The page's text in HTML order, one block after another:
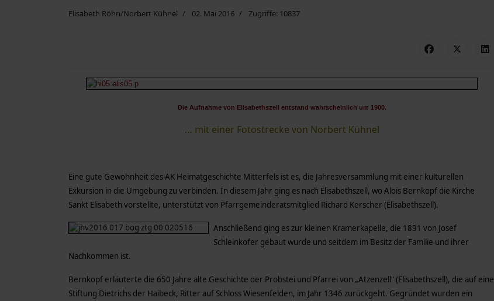
Elisabeth Röhn/Norbert Kühnel 02. Mai 2016 Zugriffe: 10837
Die Aufnahme von Elisabethszell entstand wahrscheinlich um 1900.
… mit einer Fotostrecke von Norbert Kühnel
Eine gute Gewohnheit des AK Heimatgeschichte Mitterfels ist es, die Jahresversammlung mit einer kulturellen
Exkursion in die Umgebung zu verbinden. In diesem Jahr ging es nach Elisabethszell, wo Alois Bernkopf die Kirche
Sankt Elisabeth vorstellte, unterstützt von Pfarrgemeinderatsmitglied Richard Kerscher (Elisabethszell).
Anschließend ging es zur kleinen Kramerkapelle, die 1891 von Josef
Schleinkofer gebaut wurde und seitdem im Besitz der Familie und ihrer
Nachkommen ist.
Bernkopf erläuterte die 650 Jahre alte Geschichte der Probstei und Pfarrei von „Atzenzell“ (Elisabethszell), die auf eine
Stiftung Dietrichs der Haibeck, Ritter auf Schloss Wiesenfelden, im Jahr 1346 zurückgeht. Gegründet wurden ein